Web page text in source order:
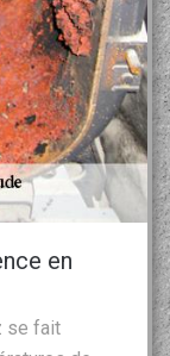
en
se fait